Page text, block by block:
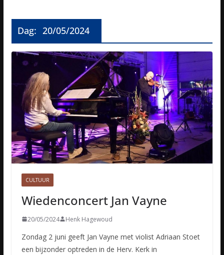
Dag: 20/05/2024
CULTUUR
Wiedenconcert Jan Vayne
20/05/2024 Henk Hagewoud
Zondag 2 juni geeft Jan Vayne met violist Adriaan Stoet
een bijzonder optreden in de Herv. Kerk in